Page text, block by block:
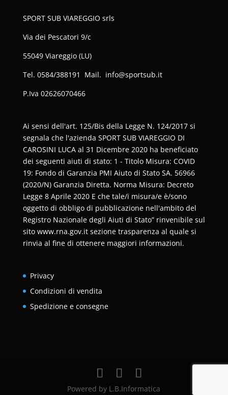
SPORT SUB VIAREGGIO srls
Via dei Pescatori 9/c
55049 Viareggio (LU)
Tel. 0584/388191 Mail. info@sportsub.it
P.Iva 02626070466
Ai sensi dell'art. 125/Bis della Legge N. 124/2017 si
segnala che l'azienda SPORT SUB VIAREGGIO DI
CAROSINI LUCA al 31 Dicembre 2020 ha beneficiato
dei seguenti aiuti di stato: 1 - Titolo Misura: COVID
19: Fondo di Garanzia PMI Aiuto di Stato SA. 56966
(2020/N) Garanzia Diretta. Norma Misura: Decreto
Legge 8 Aprile 2020 E che tale/i misura/e è/sono
oggetto di obbligo di pubblicazione nell'ambito del
Registro Nazionale degli Aiuti di Stato” rinvenibile sul
sito www.rna.gov.it sezione trasparenza al quale si
rinvia al fine di ottenere maggiori informazioni.
Privacy
Condizioni di vendita
Spedizione e consegne
Powered by L.B.Informatica